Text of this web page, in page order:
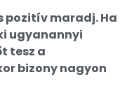
pozitív maradj. Ha
ugyanannyi
tesz a
bizony nagyon